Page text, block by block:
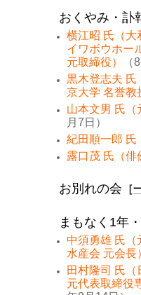
おくやみ・訃
横江昭 氏（大
イワボウホー
元取締役）
（
黒木登志夫 氏
京大学 名誉教
山本文男 氏（
月7日）
紀田順一郎 氏
露口茂 氏（俳
お別れの会 ［
まもなく1年
中須勇雄 氏（
水産会 元会長
田村隆司 氏（
元代表取締役